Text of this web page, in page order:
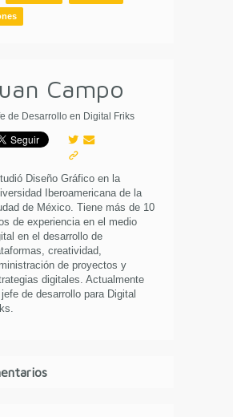
Campo
de Desarrollo en Digital Friks
Diseño Gráfico en la
Iberoamericana de la
de México. Tiene más de 10
de experiencia en el medio
en el desarrollo de
creatividad,
de proyectos y
digitales. Actualmente
de desarrollo para Digital